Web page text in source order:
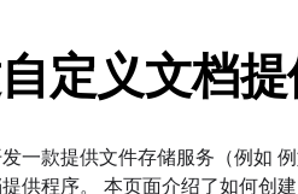
定义文档
一款提供文件存储服务（例如
供程序。 本页面介绍了如何创